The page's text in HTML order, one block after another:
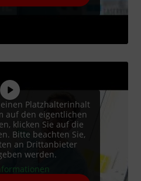
Platzhalterinhalt
auf den eigentlichen
klicken Sie auf die
Bitte beachten Sie,
an Drittanbieter
werden.